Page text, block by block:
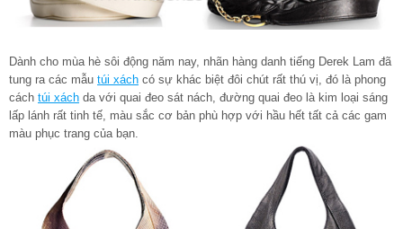
Dành cho mùa hè sôi động năm nay, nhãn hàng danh tiếng Derek Lam đã
tung ra các mẫu túi xách có sự khác biệt đôi chút rất thú vị, đó là phong
cách túi xách da với quai đeo sát nách, đường quai đeo là kim loại sáng
lấp lánh rất tinh tế, màu sắc cơ bản phù hợp với hầu hết tất cả các gam
màu phục trang của bạn.